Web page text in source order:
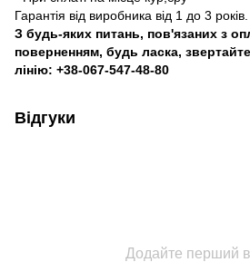
Гарантія від виробника від 1 до 3 років.
З будь-яких питань, пов'язаних з
поверненням, будь ласка,
лінію: +38-067-547-48-80
Відгуки
Додайте перший